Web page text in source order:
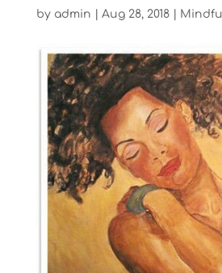
by admin Aug 28, 2018|